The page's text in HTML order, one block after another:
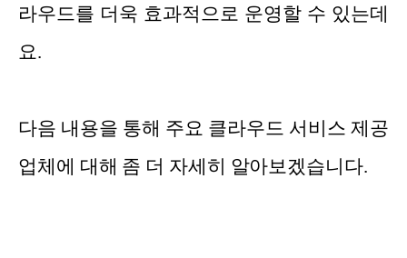
라우드를 더욱 효과적으로 운영할 수 있는데
요.
다음 내용을 통해 주요 클라우드 서비스 제공
업체에 대해 좀 더 자세히 알아보겠습니다.